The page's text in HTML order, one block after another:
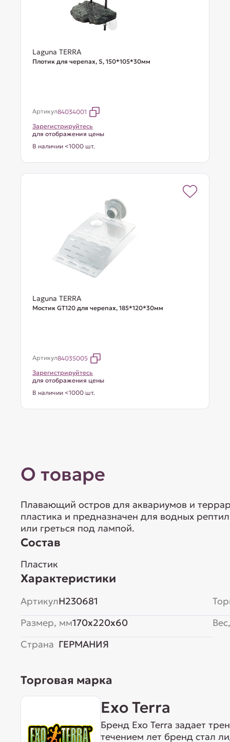
Laguna TERRA
Плотик для черепах, S, 150*105*30мм
Артикул84034001
Зарегистрируйтесь
для отображения цены
В наличии <1000 шт.
Laguna TERRA
Мостик GT120 для черепах, 185*120*30мм
Артикул84035005
Зарегистрируйтесь
для отображения цены
В наличии <1000 шт.
О товаре
Плавающий остров для аквариумов и
пластика и предназначен для водных
или греться под лампой.
Состав
Пластик
Характеристики
АртикулH230681
Размер, мм170x220x60
Страна ГЕРМАНИЯ
Торговая марка
Exo Terra
Бренд Exo Terra задает
течением лет бренд стал